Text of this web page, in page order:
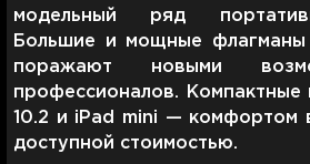
модельный ряд
Большие и мощные флагманы
поражают новыми
профессионалов. Компактные
10.2 и iPad mini — комфортом
доступной стоимостью.